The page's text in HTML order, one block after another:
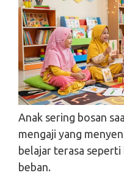
Anak sering bosan
mengaji yang
belajar terasa seperti
beban.